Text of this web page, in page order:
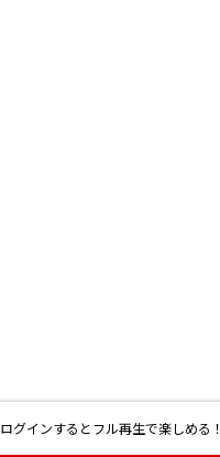
ログインするとフル再生で楽しめる！